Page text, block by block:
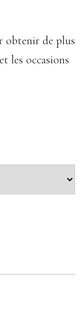
obtenir de plus
les occasions